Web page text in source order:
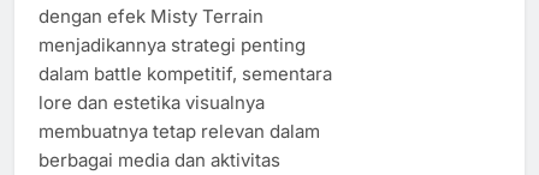
dengan efek Misty Terrain
menjadikannya strategi penting
dalam battle kompetitif, sementara
lore dan estetika visualnya
membuatnya tetap relevan dalam
berbagai media dan aktivitas